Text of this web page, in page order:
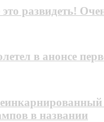
развидеть!
в анонсе
в названии